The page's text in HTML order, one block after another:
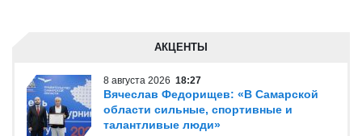
АКЦЕНТЫ
8 августа 2026 18:27
Вячеслав Федорищев: «В Самарской
области сильные, спортивные и
талантливые люди»